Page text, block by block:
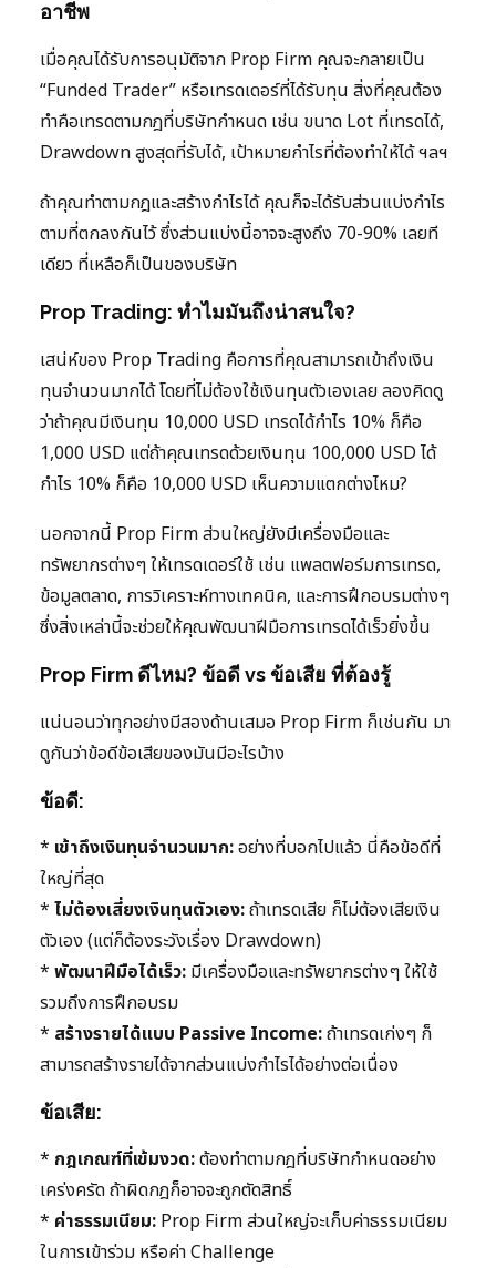
อาชีพ
เมื่อคุณได้รับการอนุมัติจาก Prop Firm คุณจะกลายเป็น
“Funded Trader” หรือเทรดเดอร์ที่ได้รับทุน สิ่งที่คุณต้อง
ทำคือเทรดตามกฎที่บริษัทกำหนด เช่น ขนาด Lot ที่เทรดได้,
Drawdown สูงสุดที่รับได้, เป้าหมายกำไรที่ต้องทำให้ได้ ฯลฯ
ถ้าคุณทำตามกฎและสร้างกำไรได้ คุณก็จะได้รับส่วนแบ่งกำไร
ตามที่ตกลงกันไว้ ซึ่งส่วนแบ่งนี้อาจจะสูงถึง 70-90% เลยที
เดียว ที่เหลือก็เป็นของบริษัท
Prop Trading: ทำไมมันถึงน่าสนใจ?
เสน่ห์ของ Prop Trading คือการที่คุณสามารถเข้าถึงเงิน
ทุนจำนวนมากได้ โดยที่ไม่ต้องใช้เงินทุนตัวเองเลย ลองคิดดู
ว่าถ้าคุณมีเงินทุน 10,000 USD เทรดได้กำไร 10% ก็คือ
1,000 USD แต่ถ้าคุณเทรดด้วยเงินทุน 100,000 USD ได้
กำไร 10% ก็คือ 10,000 USD เห็นความแตกต่างไหม?
นอกจากนี้ Prop Firm ส่วนใหญ่ยังมีเครื่องมือและ
ทรัพยากรต่างๆ ให้เทรดเดอร์ใช้ เช่น แพลตฟอร์มการเทรด,
ข้อมูลตลาด, การวิเคราะห์ทางเทคนิค, และการฝึกอบรมต่างๆ
ซึ่งสิ่งเหล่านี้จะช่วยให้คุณพัฒนาฝีมือการเทรดได้เร็วยิ่งขึ้น
Prop Firm ดีไหม? ข้อดี vs ข้อเสีย ที่ต้องรู้
แน่นอนว่าทุกอย่างมีสองด้านเสมอ Prop Firm ก็เช่นกัน มา
ดูกันว่าข้อดีข้อเสียของมันมีอะไรบ้าง
ข้อดี:
* เข้าถึงเงินทุนจำนวนมาก:อย่างที่บอกไปแล้ว นี่คือข้อดีที่
ใหญ่ที่สุด
* ไม่ต้องเสี่ยงเงินทุนตัวเอง:ถ้าเทรดเสีย ก็ไม่ต้องเสียเงิน
ตัวเอง (แต่ก็ต้องระวังเรื่อง Drawdown)
* พัฒนาฝีมือได้เร็ว: มีเครื่องมือและทรัพยากรต่างๆ ให้ใช้
รวมถึงการฝึกอบรม
* สร้างรายได้แบบ Passive Income:ถ้าเทรดเก่งๆ ก็
สามารถสร้างรายได้จากส่วนแบ่งกำไรได้อย่างต่อเนื่อง
ข้อเสีย:
* กฎเกณฑ์ที่เข้มงวด:ต้องทำตามกฎที่บริษัทกำหนดอย่าง
เคร่งครัด ถ้าผิดกฎก็อาจจะถูกตัดสิทธิ์
* ค่าธรรมเนียม: Prop Firm ส่วนใหญ่จะเก็บค่าธรรมเนียม
ในการเข้าร่วม หรือค่า Challenge